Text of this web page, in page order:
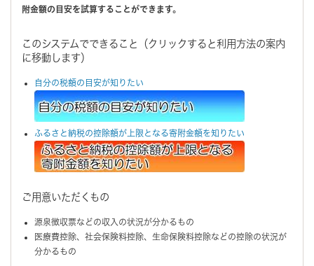
附金額の目安を試算することができます。
このシステムでできること（クリックすると利用方法の案内
に移動します）
自分の税額の目安が知りたい
ふるさと納税の控除額が上限となる寄附金額を知りたい
ご用意いただくもの
源泉徴収票などの収入の状況が分かるもの
医療費控除、社会保険料控除、生命保険料控除などの控除の状況が
分かるもの